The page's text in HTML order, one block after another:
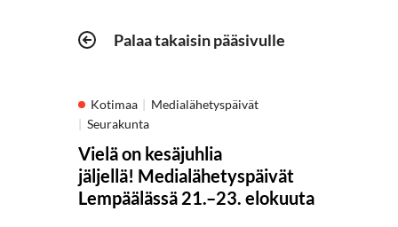
Palaa takaisin pääsivulle
Kotimaa
Medialähetyspäivät
Seurakunta
Vielä on kesäjuhlia
jäljellä! Medialähetyspäivät
Lempäälässä 21.–23. elokuuta